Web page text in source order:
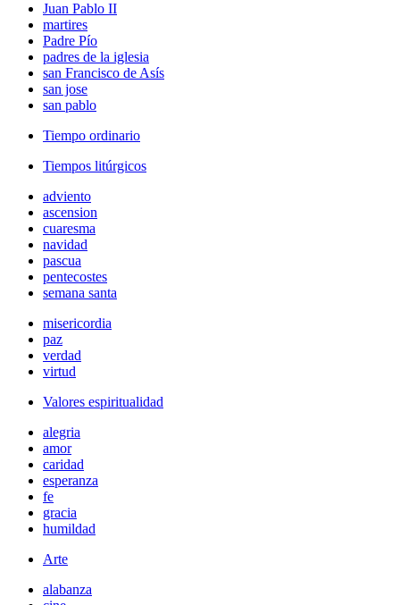
Juan Pablo II
martires
Padre Pío
padres de la iglesia
san Francisco de Asís
san jose
san pablo
Tiempo ordinario
Tiempos litúrgicos
adviento
ascension
cuaresma
navidad
pascua
pentecostes
semana santa
misericordia
paz
verdad
virtud
Valores espiritualidad
alegria
amor
caridad
esperanza
fe
gracia
humildad
Arte
alabanza